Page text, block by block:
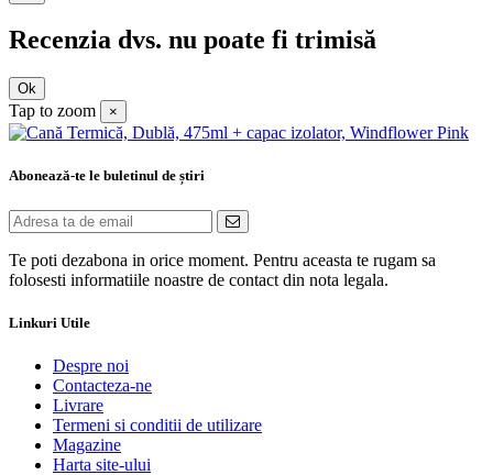
Recenzia dvs. nu poate fi trimisă
Ok
Tap to zoom ×
Abonează-te le buletinul de știri
Te poti dezabona in orice moment. Pentru aceasta te rugam sa
folosesti informatiile noastre de contact din nota legala.
Linkuri Utile
Despre noi
Contacteza-ne
Livrare
Termeni si conditii de utilizare
Magazine
Harta site-ului